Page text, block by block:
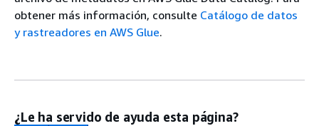
obtener más información, consulte Catálogo de datos
y rastreadores en AWS Glue.
¿Le ha servido de ayuda esta página?